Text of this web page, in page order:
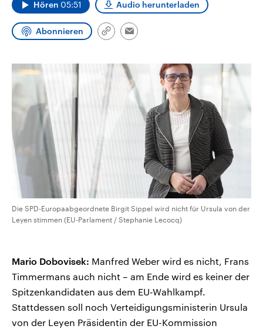
Hören 05:51 Audio herunterladen
Abonnieren
Link
Email
Die SPD-Europaabgeordnete Birgit Sippel wird nicht für Ursula von der
Leyen stimmen (EU-Parlament / Stephanie Lecocq)
Mario Dobovisek: Manfred Weber wird es nicht, Frans
Timmermans auch nicht – am Ende wird es keiner der
Spitzenkandidaten aus dem EU-Wahlkampf.
Stattdessen soll noch Verteidigungsministerin Ursula
von der Leyen Präsidentin der EU-Kommission